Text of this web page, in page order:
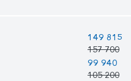
149 815
157 700
99 940
105 200